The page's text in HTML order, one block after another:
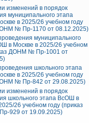
изменений в порядок
муниципального этапа
в 2025/26 учебном году
№ Пр-1170 от 08.12.2025)
муниципального
в Москве в 2025/26 учебном
ДОНМ № Пр-1001 от
школьного этапа
в 2025/26 учебном году
№ Пр-842 от 29.08.2025)
изменений в порядок
школьного этапа ВсОШ в
26 учебном году (приказ
929 от 19.09.2025)